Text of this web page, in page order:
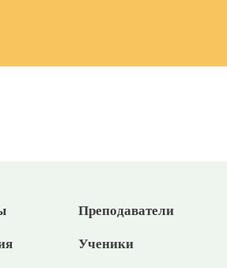
Преподаватели
Ученики